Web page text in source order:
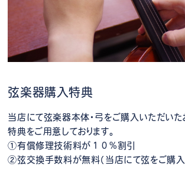
弦楽器購入特典
当店にて弦楽器本体・弓をご購入いただい
特典をご用意しております。
①有償修理技術料が１０%割引
②弦交換手数料が無料（当店にて弦をご購入